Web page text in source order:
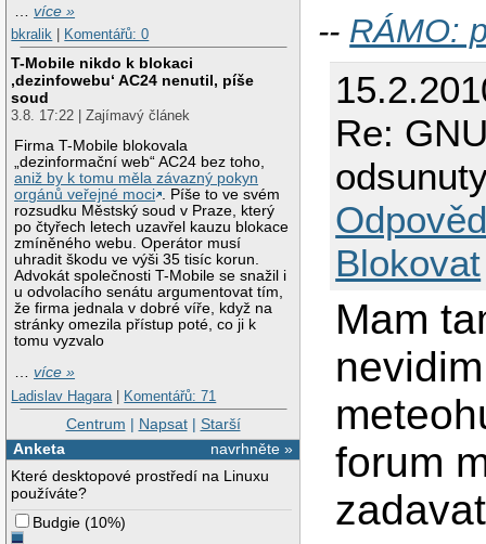
…více »
bkralik
Komentářů: 0
T-Mobile nikdo k blokaci
‚dezinfowebu‘ AC24 nenutil, píše
soud
3.8. 17:22 | Zajímavý článek
Firma T-Mobile blokovala
„dezinformační web“ AC24 bez toho,
aniž by k tomu měla závazný pokyn
orgánů veřejné moci . Píše to ve svém
rozsudku Městský soud v Praze, který
po čtyřech letech uzavřel kauzu blokace
zmíněného webu. Operátor musí
uhradit škodu ve výši 35 tisíc korun.
Advokát společnosti T-Mobile se snažil i
u odvolacího senátu argumentovat tím,
že firma jednala v dobré víře, když na
stránky omezila přístup poté, co ji k
tomu vyzvalo
…více »
Ladislav Hagara | Komentářů: 71
Centrum | Napsat| Starší
navrhněte »
Anketa
Které desktopové prostředí na Linuxu
používáte?
Budgie (10%)
-- RÁMO:
Re:
Blokovat
Mam
forum